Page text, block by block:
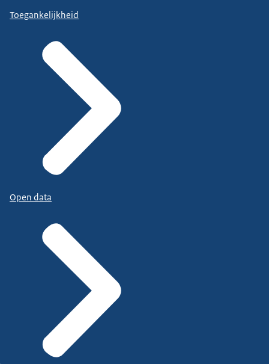
Toegankelijkheid
Open data